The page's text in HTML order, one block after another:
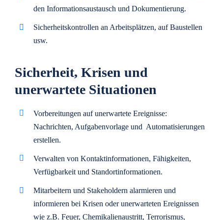
den Informationsaustausch und Dokumentierung.
Sicherheitskontrollen an Arbeitsplätzen, auf Baustellen
usw.
Sicherheit, Krisen und
unerwartete Situationen
Vorbereitungen auf unerwartete Ereignisse:
Nachrichten, Aufgabenvorlage und Automatisierungen
erstellen.
Verwalten von Kontaktinformationen, Fähigkeiten,
Verfügbarkeit und Standortinformationen.
Mitarbeitern und Stakeholdern alarmieren und
informieren bei Krisen oder unerwarteten Ereignissen
wie z.B. Feuer, Chemikalienaustritt, Terrorismus,